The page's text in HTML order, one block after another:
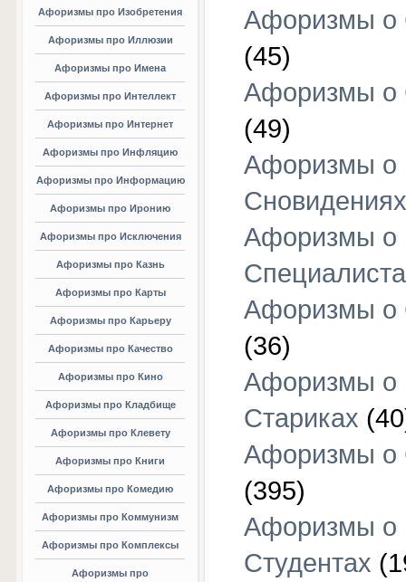
Афоризмы про Изобретения
Афоризмы про Иллюзии
Афоризмы про Имена
Афоризмы про Интеллект
Афоризмы про Интернет
Афоризмы про Инфляцию
Афоризмы про Информацию
Афоризмы про Иронию
Афоризмы про Исключения
Афоризмы про Казнь
Афоризмы про Карты
Афоризмы про Карьеру
Афоризмы про Качество
Афоризмы про Кино
Афоризмы про Кладбище
Афоризмы про Клевету
Афоризмы про Книги
Афоризмы про Комедию
Афоризмы про Коммунизм
Афоризмы про Комплексы
Афоризмы про
Афоризмы о
(45)
Афоризмы о
(49)
Афоризмы о
Сновидениях
Афоризмы о
Афоризмы о
(36)
Афоризмы о
Стариках
Афоризмы о
(395)
Афоризмы о
Студентах